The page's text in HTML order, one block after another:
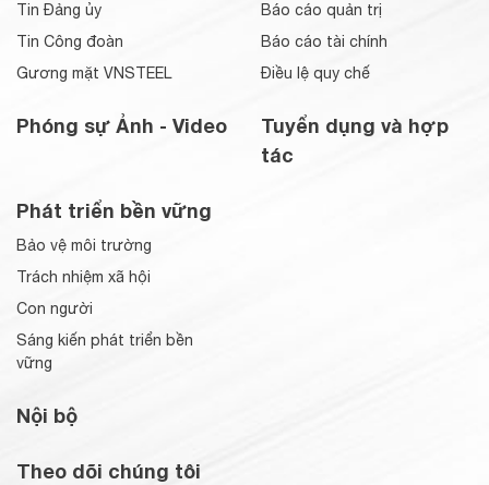
Tin Đảng ủy
Tin Công đoàn
Gương mặt VNSTEEL
Phóng sự Ảnh - Video
Báo cáo quản trị
Báo cáo tài chính
Điều lệ quy chế
Tuyển dụng và hợp
tác
Phát triển bền vững
Bảo vệ môi trường
Trách nhiệm xã hội
Con người
Sáng kiến phát triển bền
vững
Nội bộ
Theo dõi chúng tôi